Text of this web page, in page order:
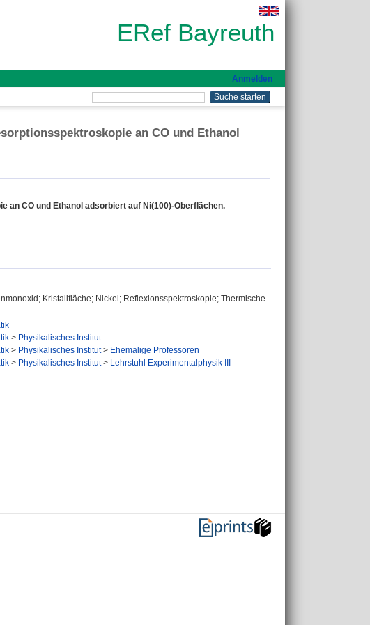
ERef Bayreuth
Anmelden
an CO und Ethanol
CO und Ethanol adsorbiert auf Ni(100)-Oberflächen.
Kristallfläche; Nickel; Reflexionsspektroskopie; Thermische
> Physikalisches Institut
> Physikalisches Institut> Ehemalige Professoren
> Physikalisches Institut> Lehrstuhl Experimentalphysik III -